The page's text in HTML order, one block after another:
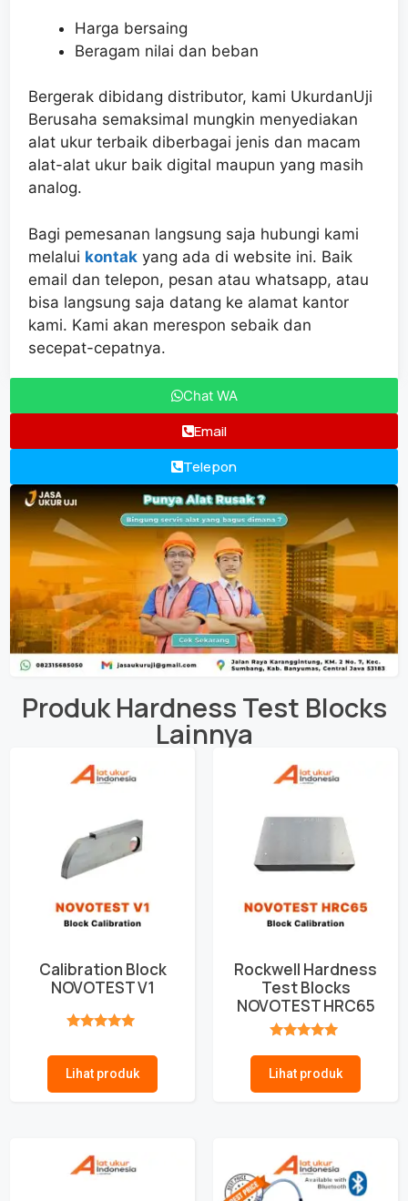
Harga bersaing
Beragam nilai dan beban
Bergerak dibidang distributor, kami UkurdanUji
Berusaha semaksimal mungkin menyediakan
alat ukur terbaik diberbagai jenis dan macam
alat-alat ukur baik digital maupun yang masih
analog.
Bagi pemesanan langsung saja hubungi kami
melalui kontak yang ada di website ini. Baik
email dan telepon, pesan atau whatsapp, atau
bisa langsung saja datang ke alamat kantor
kami. Kami akan merespon sebaik dan
secepat-cepatnya.
Chat WA
Email
Telepon
ProdukHardness Test Blocks
Lainnya
Calibration Block
NOVOTEST V1
Lihat produk
Rockwell Hardness
Test Blocks
NOVOTEST HRC65
Lihat produk